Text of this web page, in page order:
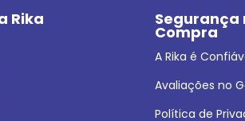
Rika Segurança
Compra
A Rika é
Avaliações no
Política de